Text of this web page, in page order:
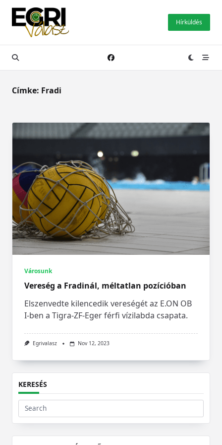
Skip
content
Hírküldés
Címke: Fradi
Városunk
Vereség a Fradinál, méltatlan pozícióban
Elszenvedte kilencedik vereségét az E.ON OB
I-ben a Tigra-ZF-Eger férfi vízilabda csapata.
Egrivalasz Nov 12, 2023
KERESÉS
Search
for: